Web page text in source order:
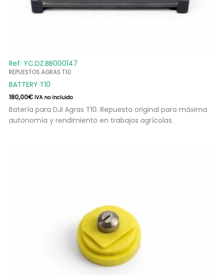
Ref: YC.DZ.BB000147
REPUESTOS AGRAS T10
BATTERY T10
180,00€ IVA no incluido
Batería para DJI Agras T10. Repuesto original para máxima
autonomía y rendimiento en trabajos agrícolas.